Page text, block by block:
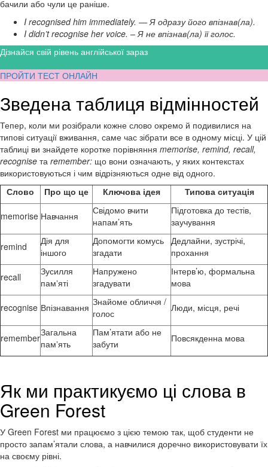
бачили або чули це раніше.
I recognised him immediately. — Я одразу його впізнав(ла).
I didn’t recognise her voice. – Я не впізнав(ла) її голос.
Дізнайся свій рівень англійської зараз
ПРОЙТИ ТЕСТ ОНЛАЙН
Зведена таблиця відмінностей
Тепер, коли ми розібрали кожне слово окремо й подивилися на
типові ситуації вживання, саме час зібрати все в одному місці. У цій
таблиці ви знайдете коротке порівняння memorise, remind, recall,
recognise та remember: що вони означають, у яких контекстах
використовуються і чим відрізняються одне від одного.
Слово
Про що це Ключова ідея Типова ситуація
memorise Навчання
Свідомо вчити
напам’ять
Підготовка до тестів,
заучування
remind
Дія для
іншого
Допомогти комусь
згадати
Дедлайни, зустрічі,
прохання
recall
Зусилля
памʼяті
Напружено
згадувати
Інтерв’ю, формальна
мова
recognise Впізнавання Знайоме обличчя /
голос
Люди, місця, речі
rememberЗагальна
памʼять
Пам’ятати або не
забути
Повсякденна мова
Як ми практикуємо ці слова в
Green Forest
У Green Forest ми працюємо з цією темою так, щоб студенти не
просто запам’ятали слова, а навчилися доречно використовувати їх
на своєму рівні.